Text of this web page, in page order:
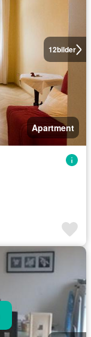
12bilder
Apartment